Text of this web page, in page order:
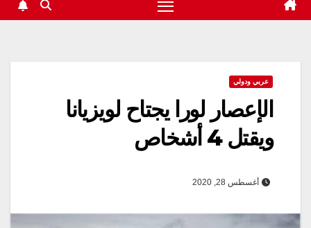
عربي ودولي
الإعصار لورا يجتاح لويزيانا
ويقتل 4 أشخاص
أغسطس 28, 2020